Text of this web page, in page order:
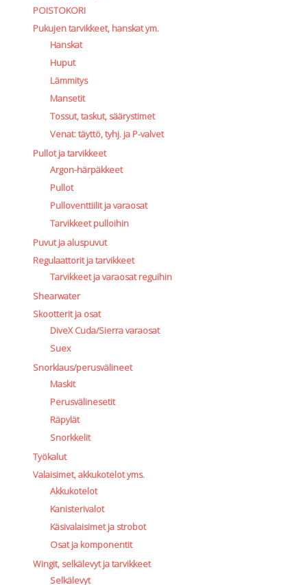
POISTOKORI
Pukujen tarvikkeet, hanskat ym.
Hanskat
Huput
Lämmitys
Mansetit
Tossut, taskut, säärystimet
Venat: täyttö, tyhj. ja P-valvet
Pullot ja tarvikkeet
Argon-härpäkkeet
Pullot
Pulloventtiilit ja varaosat
Tarvikkeet pulloihin
Puvut ja aluspuvut
Regulaattorit ja tarvikkeet
Tarvikkeet ja varaosat reguihin
Shearwater
Skootterit ja osat
DiveX Cuda/Sierra varaosat
Suex
Snorklaus/perusvälineet
Maskit
Perusvälinesetit
Räpylät
Snorkkelit
Työkalut
Valaisimet, akkukotelot yms.
Akkukotelot
Kanisterivalot
Käsivalaisimet ja strobot
Osat ja komponentit
Wingit, selkälevyt ja tarvikkeet
Selkälevyt